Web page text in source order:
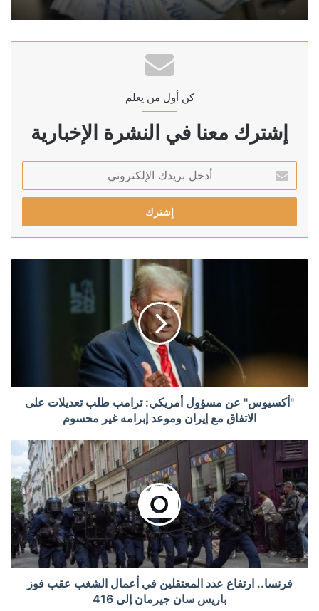
كن أول من يعلم
إشترك معنا في النشرة الإخبارية
بريدك
الإلكتروني
"أكسيوس" عن مسؤول أمريكي: ترامب طلب تعديلات على
الاتفاق مع إيران وموعد إبرامه غير محسوم
فرنسا.. ارتفاع عدد المعتقلين في أعمال الشغب عقب فوز
باريس سان جيرمان إلى 416